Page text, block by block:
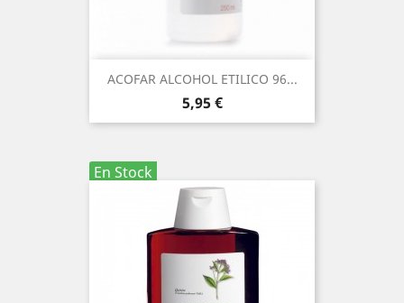
ACOFAR ALCOHOL ETILICO 96...
Precio
5,95 €
En Stock